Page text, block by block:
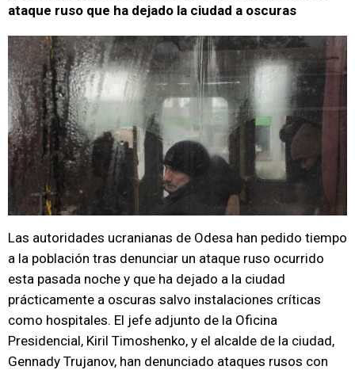
ataque ruso que ha dejado la ciudad a oscuras
Las autoridades ucranianas de Odesa han pedido tiempo
a la población tras denunciar un ataque ruso ocurrido
esta pasada noche y que ha dejado a la ciudad
prácticamente a oscuras salvo instalaciones críticas
como hospitales. El jefe adjunto de la Oficina
Presidencial, Kiril Timoshenko, y el alcalde de la ciudad,
Gennady Trujanov, han denunciado ataques rusos con